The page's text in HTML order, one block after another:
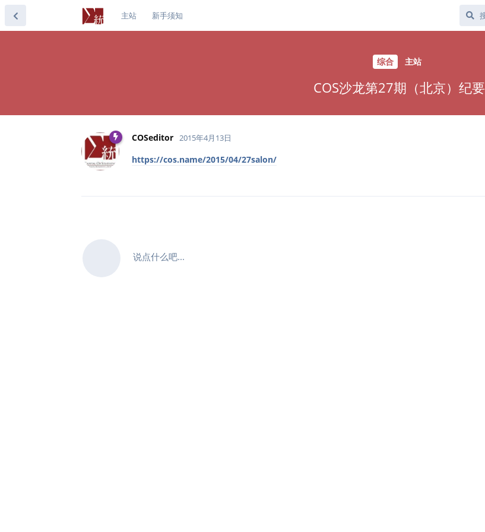
主站 新手须知
综合 主站
COS沙龙第27期（北京）纪要
COSeditor 2015年4月13日
https://cos.name/2015/04/27salon/
说点什么吧...